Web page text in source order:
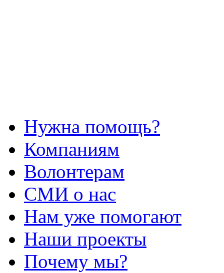
Нужна помощь?
Компаниям
Волонтерам
СМИ о нас
Нам уже помогают
Наши проекты
Почему мы?